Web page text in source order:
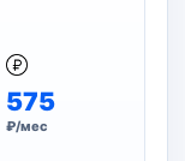
575
₽/мес